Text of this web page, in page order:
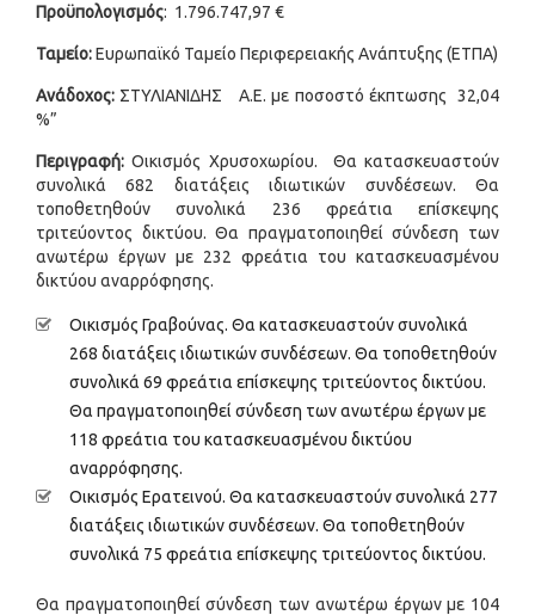
Προϋπολογισμός: 1.796.747,97 €
Ταμείο:Ευρωπαϊκό Ταμείο Περιφερειακής Ανάπτυξης (ΕΤΠΑ)
Ανάδοχος: ΣΤΥΛΙΑΝΙΔΗΣ Α.Ε. με ποσοστό έκπτωσης 32,04
%”
Περιγραφή: Οικισμός Χρυσοχωρίου. Θα κατασκευαστούν
συνολικά 682 διατάξεις ιδιωτικών συνδέσεων. Θα
τοποθετηθούν συνολικά 236 φρεάτια επίσκεψης
τριτεύοντος δικτύου. Θα πραγματοποιηθεί σύνδεση των
ανωτέρω έργων με 232 φρεάτια του κατασκευασμένου
δικτύου αναρρόφησης.
Οικισμός Γραβούνας. Θα κατασκευαστούν συνολικά
268 διατάξεις ιδιωτικών συνδέσεων. Θα τοποθετηθούν
συνολικά 69 φρεάτια επίσκεψης τριτεύοντος δικτύου.
Θα πραγματοποιηθεί σύνδεση των ανωτέρω έργων με
118 φρεάτια του κατασκευασμένου δικτύου
αναρρόφησης.
Οικισμός Ερατεινού. Θα κατασκευαστούν συνολικά 277
διατάξεις ιδιωτικών συνδέσεων. Θα τοποθετηθούν
συνολικά 75 φρεάτια επίσκεψης τριτεύοντος δικτύου.
Θα πραγματοποιηθεί σύνδεση των ανωτέρω έργων με 104